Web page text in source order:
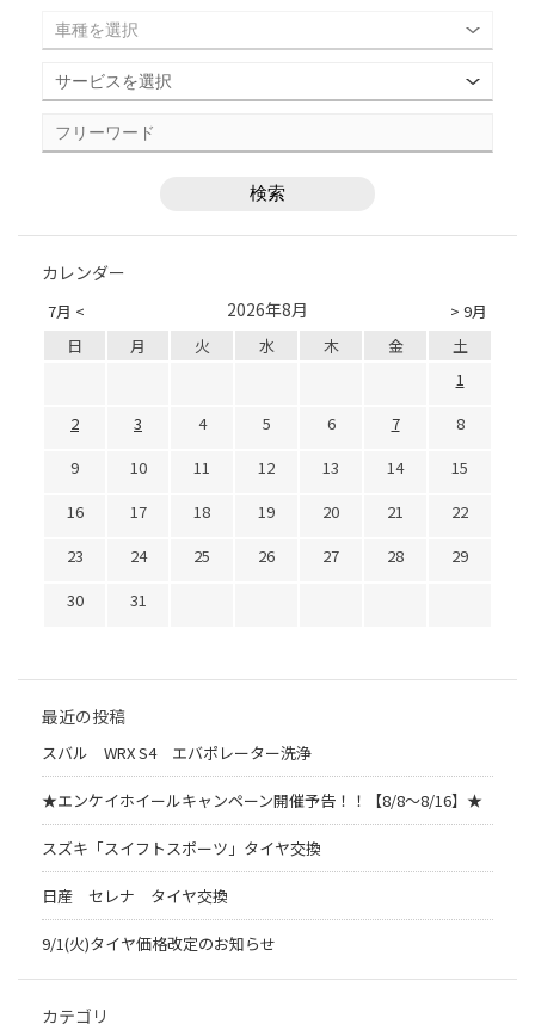
カレンダー
7月 < > 9月
2026年8月
日 月 火 水 木 金
土
1
2
3 4 5 6 7
8
9
10 11 12 13 14
15
16
17 18 19 20 21
22
23
24 25 26 27 28
29
30
31
最近の投稿
スバル WRX S4 エバポレーター洗浄
★エンケイホイールキャンペーン開催予告！！【8/8～8/16】★
スズキ「スイフトスポーツ」タイヤ交換
日産 セレナ タイヤ交換
9/1(火)タイヤ価格改定のお知らせ
カテゴリ